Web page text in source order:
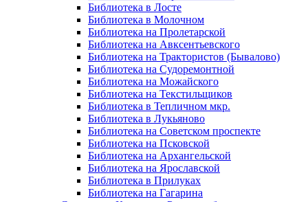
Библиотека в Лосте
Библиотека в Молочном
Библиотека на Пролетарской
Библиотека на Авксентьевского
Библиотека на Трактористов (Бывалово)
Библиотека на Судоремонтной
Библиотека на Можайского
Библиотека на Текстильщиков
Библиотека в Тепличном мкр.
Библиотека в Лукьяново
Библиотека на Советском проспекте
Библиотека на Псковской
Библиотека на Архангельской
Библиотека на Ярославской
Библиотека в Прилуках
Библиотека на Гагарина